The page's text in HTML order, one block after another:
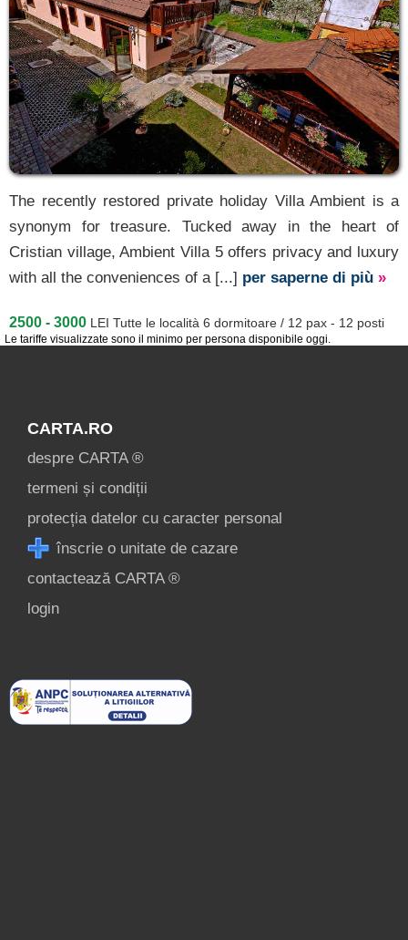
Le tariffe visualizzate sono il minimo per persona disponibile oggi.
The recently restored private holiday Villa Ambient is a
synonym for treasure. Tucked away in the heart of
Cristian village, Ambient Villa 5 offers privacy and luxury
with all the conveniences of a [...] per saperne di più »
2500 - 3000 LEI Tutte le località 6 dormitoare / 12 pax - 12 posti
CARTA.RO
despre CARTA ®
termeni și condiții
protecția datelor cu caracter personal
înscrie o unitate de cazare
contactează CARTA ®
login